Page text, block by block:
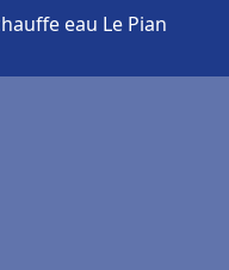
eau Le Pian